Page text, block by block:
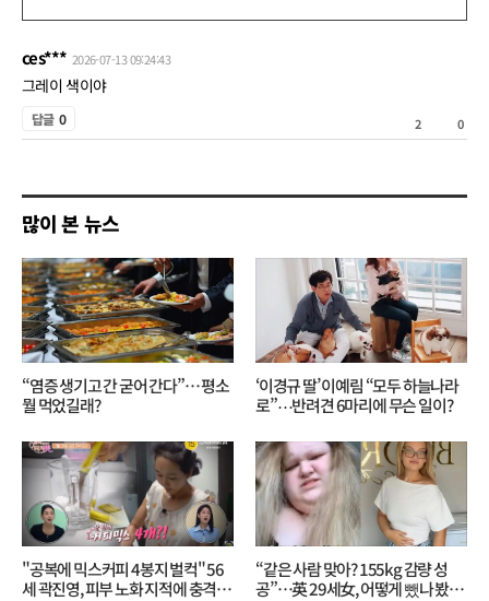
기
ces*** 2026-07-13 09:24:43
그레이 색이야
답글 0
공
2 0
많이 본 뉴스
“염증 생기고 간 굳어 간다”… 평소
뭘 먹었길래?
‘이경규 딸’ 이예림 “모두 하늘나라
로”⋯반려견 6마리에 무슨 일이?
"공복에 믹스커피 4봉지 벌컥" 56
세 곽진영, 피부 노화 지적에 충격…
“같은 사람 맞아? 155kg 감량 성
공”…英 29세女, 어떻게 뺐나 봤더